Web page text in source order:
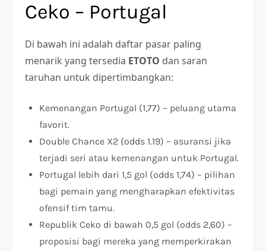
Ceko – Portugal
Di bawah ini adalah daftar pasar paling
menarik yang tersedia ETOTO dan saran
taruhan untuk dipertimbangkan:
Kemenangan Portugal (1,77) – peluang utama
favorit.
Double Chance X2 (odds 1.19) – asuransi jika
terjadi seri atau kemenangan untuk Portugal.
Portugal lebih dari 1,5 gol (odds 1,74) – pilihan
bagi pemain yang mengharapkan efektivitas
ofensif tim tamu.
Republik Ceko di bawah 0,5 gol (odds 2,60) –
proposisi bagi mereka yang memperkirakan